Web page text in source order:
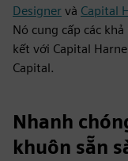
Designer và Capital
Nó cung cấp các
kết với Capital
Capital.
Nhanh
khuôn sẵn